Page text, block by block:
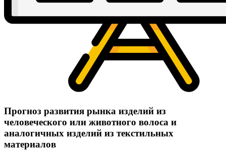
Прогноз развития рынка изделий из
человеческого или животного волоса и
аналогичных изделий из текстильных
материалов